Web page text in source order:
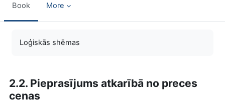
Book More
Loģiskās shēmas
2.2. Pieprasījums atkarībā no preces
cenas